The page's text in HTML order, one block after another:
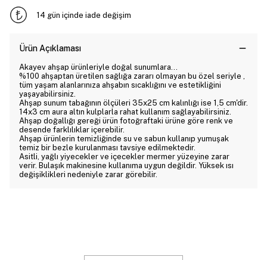
14 gün içinde iade değişim
Ürün Açıklaması
Akayev ahşap ürünleriyle doğal sunumlara...
%100 ahşaptan üretilen sağlığa zararı olmayan bu özel seriyle ,
tüm yaşam alanlarınıza ahşabın sıcaklığını ve estetikliğini
yaşayabilirsiniz.
Ahşap sunum tabağının ölçüleri 35x25 cm kalınlığı ise 1,5 cm'dir.
14x3 cm aura altın kulplarla rahat kullanım sağlayabilirsiniz.
Ahşap doğallığı gereği ürün fotoğraftaki ürüne göre renk ve
desende farklılıklar içerebilir.
Ahşap ürünlerin temizliğinde su ve sabun kullanıp yumuşak
temiz bir bezle kurulanması tavsiye edilmektedir.
Asitli, yağlı yiyecekler ve içecekler mermer yüzeyine zarar
verir. Bulaşık makinesine kullanıma uygun değildir. Yüksek ısı
değişiklikleri nedeniyle zarar görebilir.